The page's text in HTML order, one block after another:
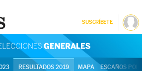
SUSCRÍBETE
RESULTADOS 2019 MAPA ESCAÑOS